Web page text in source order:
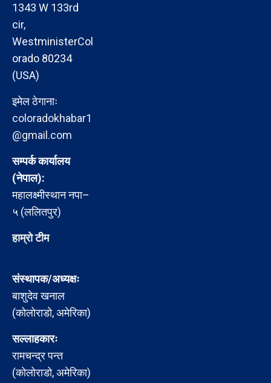
1343 W 133rd
cir,
WestministerCol
orado 80234
(USA)
इमेल ठेगानाः
coloradokhabar1
@gmail.com
सम्पर्क कार्यालय
(नेपाल):
महालक्ष्मीस्थान नपा–
५ (ललितपुर)
हाम्रो टीम
संस्थापक/अध्यक्षः
बाशुदेव खनाल
(कोलोराडो, अमेरिका)
सल्लाहकारः
रामचन्द्र पन्त
(कोलोराडो, अमेरिका)